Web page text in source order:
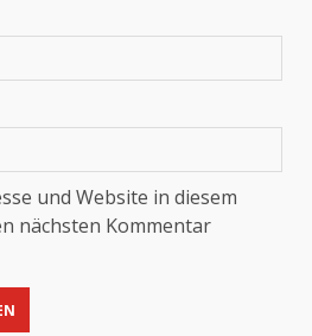
und Website in diesem
nächsten Kommentar